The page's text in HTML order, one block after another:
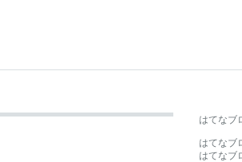
はてなブ
はてなブ
はてなブ